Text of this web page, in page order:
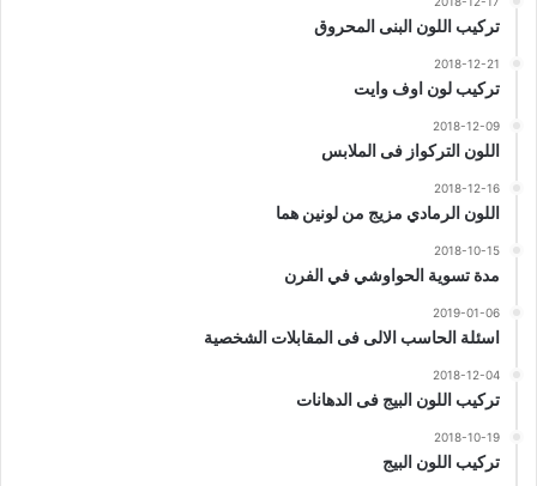
تركيب اللون البنى المحروق
2018-12-21
تركيب لون اوف وايت
2018-12-09
اللون التركواز فى الملابس
2018-12-16
اللون الرمادي مزيج من لونين هما
2018-10-15
مدة تسوية الحواوشي في الفرن
2019-01-06
اسئلة الحاسب الالى فى المقابلات الشخصية
2018-12-04
تركيب اللون البيج فى الدهانات
2018-10-19
تركيب اللون البيج